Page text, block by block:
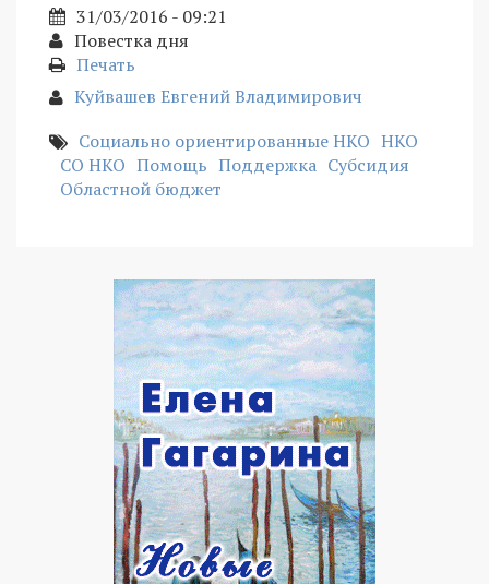
31/03/2016 - 09:21
Повестка дня
Печать
Куйвашев Евгений Владимирович
Социально ориентированные НКО НКО
СО НКО Помощь Поддержка Субсидия
Областной бюджет